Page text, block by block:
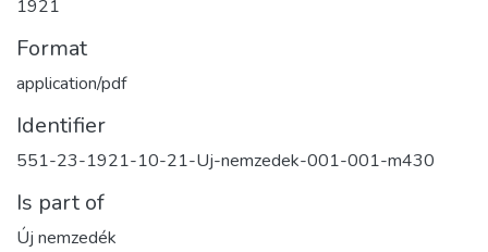
1921
Format
application/pdf
Identifier
551-23-1921-10-21-Uj-nemzedek-001-001-m430
Is part of
Új nemzedék